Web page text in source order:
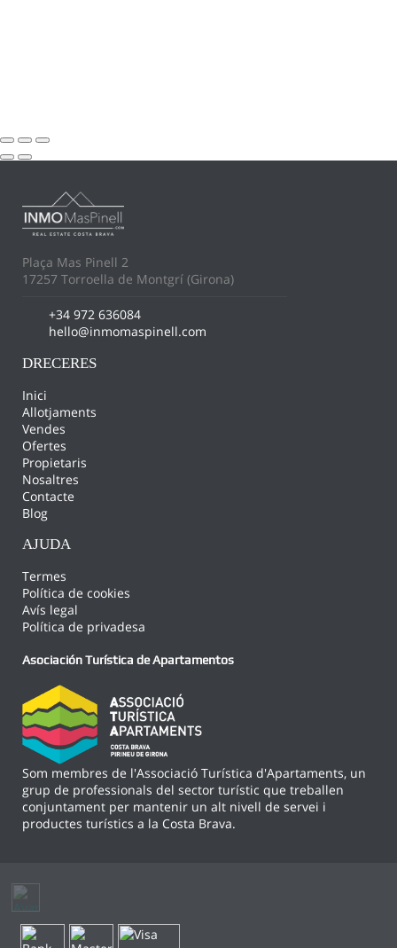
Plaça Mas Pinell 2
17257 Torroella de Montgrí (Girona)
+34 972 636084
hello@inmomaspinell.com
DRECERES
Inici
Allotjaments
Vendes
Ofertes
Propietaris
Nosaltres
Contacte
Blog
AJUDA
Termes
Política de cookies
Avís legal
Política de privadesa
Asociación Turística de Apartamentos
Som membres de l'Associació Turística d'Apartaments, un
grup de professionals del sector turístic que treballen
conjuntament per mantenir un alt nivell de servei i
productes turístics a la Costa Brava.